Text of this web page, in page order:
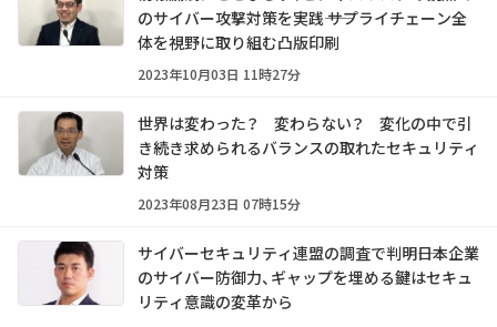
のサイバー攻撃対策を実践―― サプライチェーン全
体を視野に取り組む凸版印刷
2023年10月03日 11時27分
世界は変わった？ 変わらない？ 変化の中で引
き続き求められるバランスの取れたセキュリティ
対策
2023年08月23日 07時15分
サイバーセキュリティ連盟の調査で判明――日本企業
のサイバー防御力、ギャップを埋める鍵はセキュ
リティ意識の変革から